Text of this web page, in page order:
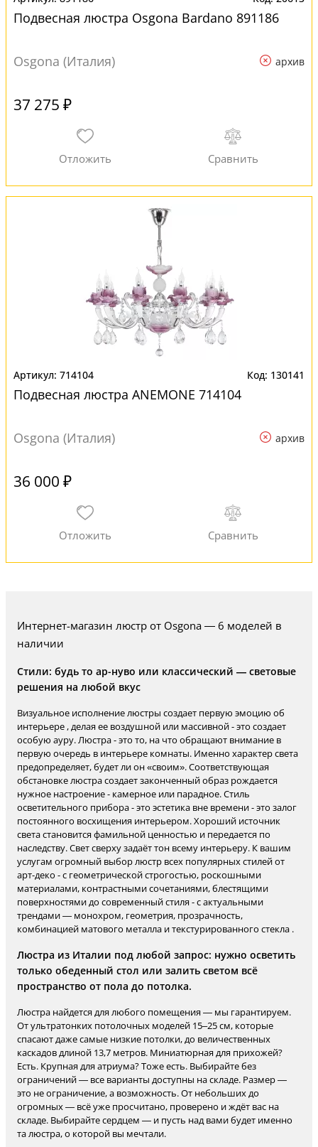
Подвесная люстра Osgona Bardano 891186
Osgona (Италия) архив
37 275 ₽
714104 130141
Подвесная люстра ANEMONE 714104
Osgona (Италия) архив
36 000 ₽
Интернет-магазин люстр от Osgona — 6 моделей в
наличии
Стили: будь то ар-нуво или классический — световые
решения на любой вкус
Визуальное исполнение люстры создает первую эмоцию об
интерьере , делая ее воздушной или массивной - это создает
особую ауру. Люстра - это то, на что обращают внимание в
первую очередь в интерьере комнаты. Именно характер света
предопределяет, будет ли он «своим». Соответствующая
обстановке люстра создает законченный образ рождается
нужное настроение - камерное или парадное. Стиль
осветительного прибора - это эстетика вне времени - это залог
постоянного восхищения интерьером. Хороший источник
света становится фамильной ценностью и передается по
наследству. Свет сверху задаёт тон всему интерьеру. К вашим
услугам огромный выбор люстр всех популярных стилей от
арт-деко - с геометрической строгостью, роскошными
материалами, контрастными сочетаниями, блестящими
поверхностями до современный стиля - с актуальными
трендами — монохром, геометрия, прозрачность,
комбинацией матового металла и текстурированного стекла .
Люстра из Италии под любой запрос: нужно осветить
только обеденный стол или залить светом всё
пространство от пола до потолка.
Люстра найдется для любого помещения — мы гарантируем.
От ультратонких потолочных моделей 15–25 см, которые
спасают даже самые низкие потолки, до величественных
каскадов длиной 13,7 метров. Миниатюрная для прихожей?
Есть. Крупная для атриума? Тоже есть. Выбирайте без
ограничений — все варианты доступны на складе. Размер —
это не ограничение, а возможность. От небольших до
огромных — всё уже просчитано, проверено и ждёт вас на
складе. Выбирайте сердцем — и пусть над вами будет именно
та люстра, о которой вы мечтали.